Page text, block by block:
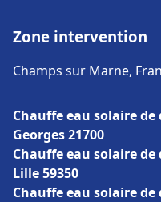
Zone intervention
Champs sur Marne,
Chauffe eau solaire
Georges 21700
Chauffe eau solaire
Lille 59350
Chauffe eau solaire